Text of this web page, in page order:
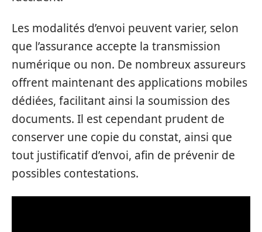
Les modalités d’envoi peuvent varier, selon
que l’assurance accepte la transmission
numérique ou non. De nombreux assureurs
offrent maintenant des applications mobiles
dédiées, facilitant ainsi la soumission des
documents. Il est cependant prudent de
conserver une copie du constat, ainsi que
tout justificatif d’envoi, afin de prévenir de
possibles contestations.